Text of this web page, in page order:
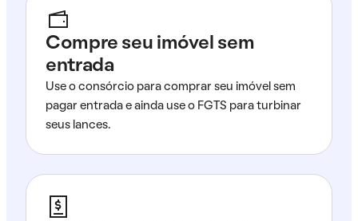
Compre seu imóvel sem
entrada
Use o consórcio para comprar seu imóvel sem
pagar entrada e ainda use o FGTS para turbinar
seus lances.